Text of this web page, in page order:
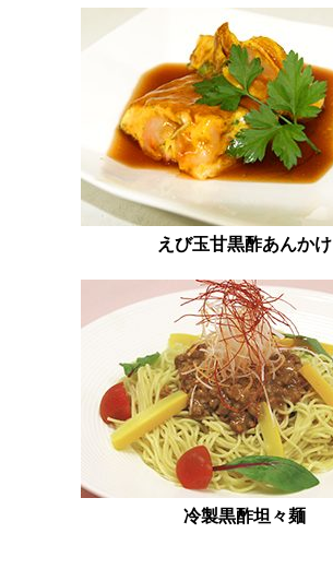
えび玉甘黒酢あんかけ
冷製黒酢坦々麺